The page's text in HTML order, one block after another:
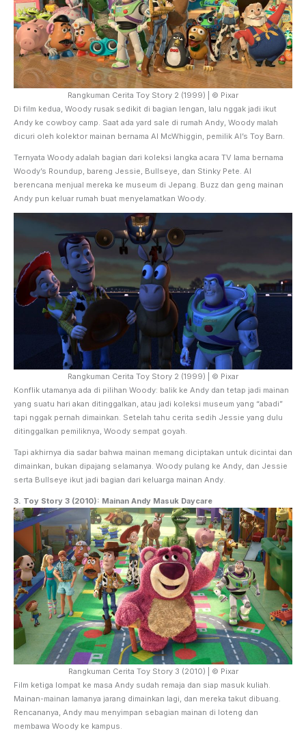
Rangkuman Cerita Toy Story 2 (1999) | © Pixar
Di film kedua, Woody rusak sedikit di bagian lengan, lalu nggak jadi ikut
Andy ke cowboy camp. Saat ada yard sale di rumah Andy, Woody malah
dicuri oleh kolektor mainan bernama Al McWhiggin, pemilik Al’s Toy Barn.
Ternyata Woody adalah bagian dari koleksi langka acara TV lama bernama
Woody’s Roundup, bareng Jessie, Bullseye, dan Stinky Pete. Al
berencana menjual mereka ke museum di Jepang. Buzz dan geng mainan
Andy pun keluar rumah buat menyelamatkan Woody.
Rangkuman Cerita Toy Story 2 (1999) | © Pixar
Konflik utamanya ada di pilihan Woody: balik ke Andy dan tetap jadi mainan
yang suatu hari akan ditinggalkan, atau jadi koleksi museum yang “abadi”
tapi nggak pernah dimainkan. Setelah tahu cerita sedih Jessie yang dulu
ditinggalkan pemiliknya, Woody sempat goyah.
Tapi akhirnya dia sadar bahwa mainan memang diciptakan untuk dicintai dan
dimainkan, bukan dipajang selamanya. Woody pulang ke Andy, dan Jessie
serta Bullseye ikut jadi bagian dari keluarga mainan Andy.
3. Toy Story 3 (2010): Mainan Andy Masuk Daycare
Rangkuman Cerita Toy Story 3 (2010) | © Pixar
Film ketiga lompat ke masa Andy sudah remaja dan siap masuk kuliah.
Mainan-mainan lamanya jarang dimainkan lagi, dan mereka takut dibuang.
Rencananya, Andy mau menyimpan sebagian mainan di loteng dan
membawa Woody ke kampus.